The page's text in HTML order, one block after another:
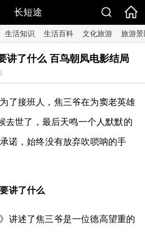
长短途
生活知识 生活百科 文化旅游 旅游景
讲了什么 百鸟朝凤电影结局
了接班人，焦三爷在为窦老英雄
去世了，最后天鸣一个人默默的
诺，始终没有放弃吹唢呐的手
讲了什么
讲述了焦三爷是一位德高望重的